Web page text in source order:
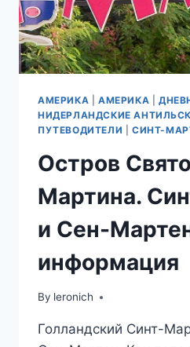
АМЕРИКА АМЕРИКА
НИДЕРЛАНДСКИЕ
ПУТЕВОДИТЕЛИ
СИНТ-
Остров
Мартина.
и Сен-
информация
By leronich
Голландский Синт-